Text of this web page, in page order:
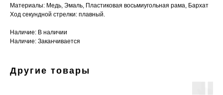
Материалы: Медь, Эмаль, Пластиковая восьмиугольная рама, Бархат
Ход секундной стрелки: плавный.
Наличие: В наличии
Наличие: Заканчивается
Другие товары